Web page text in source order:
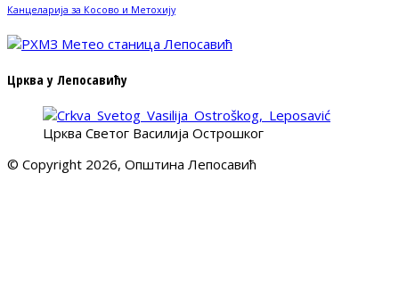
Канцеларија за Косово и Метохију
Црква у Лепосавићу
Црква Светог Василија Острошког
© Copyright 2026, Општина Лепосавић